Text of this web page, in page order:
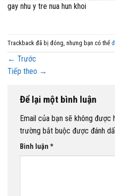
gay nhu y tre nua hun khoi
Trackback đã bị đóng, nhưng bạn có thể
← Trước
Tiếp theo →
Để lại một bình luận
Email của bạn sẽ không được
trường bắt buộc được đánh
Bình luận *